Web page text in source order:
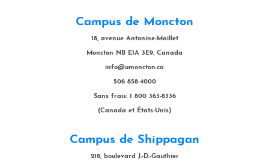
Campus de Moncton
18, avenue Antonine-Maillet
Moncton NB E1A 3E9, Canada
info@umoncton.ca
506 858-4000
Sans frais: 1 800 363-8336
(Canada et États-Unis)
Campus de Shippagan
218, boulevard J.-D.-Gauthier